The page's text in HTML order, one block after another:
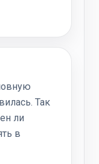
Так
ли
в